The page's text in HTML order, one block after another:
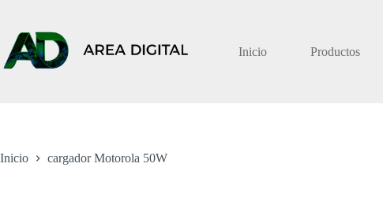
contenido
Inicio
Productos
Inicio cargador Motorola 50W